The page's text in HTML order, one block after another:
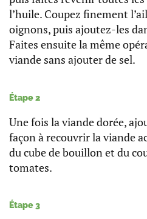
l’huile. Coupez finement
oignons, puis ajoutez-les
Faites ensuite la même
viande sans ajouter de sel.
Étape 2
Une fois la viande dorée,
façon à recouvrir la viande
du cube de bouillon et du
tomates.
Étape 3